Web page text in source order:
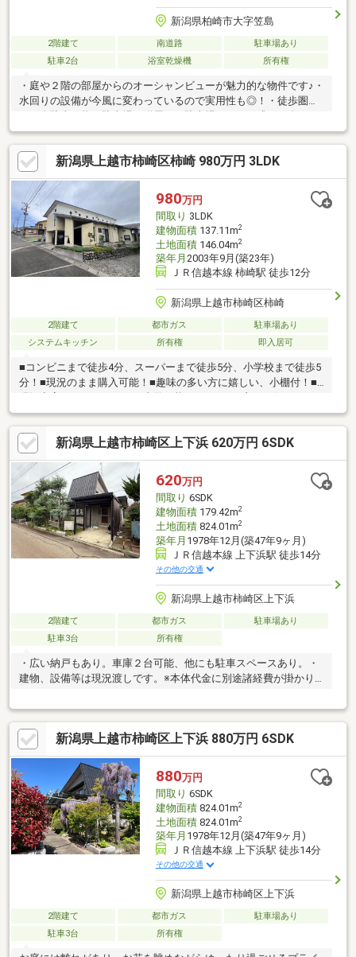
新潟県柏崎市大字笠島
2階建て 南道路
駐車場あり
駐車2台
浴室乾燥機 所有権
・庭や２階の部屋からのオーシャンビューが魅力的な物件です♪・
水回りの設備が今風に変わっているので実用性も◎！・徒歩圏内
☆※本体代金に別途諸費用が掛かります。
新潟県上越市柿崎区柿崎 980万円 3LDK
980万円
間取り 3LDK
建物面積137.11m2
土地面積146.04m2
築年月 2003年9月(築23年)
ＪＲ信越本線 柿崎駅 徒歩12分
新潟県上越市柿崎区柿崎
2階建て 都市ガス
駐車場あり
システムキッチン
所有権 即入居可
■コンビニまで徒歩4分、スーパーまで徒歩5分、小学校まで徒歩5
分！■現況のまま購入可能！■趣味の多い方に嬉しい、小棚付！■
するためのリフォームのご提案も可能です！
新潟県上越市柿崎区上下浜 620万円 6SDK
620万円
間取り 6SDK
建物面積179.42m2
土地面積824.01m2
築年月 1978年12月(築47年9ヶ月)
ＪＲ信越本線 上下浜駅 徒歩14分
その他の交通
新潟県上越市柿崎区上下浜
2階建て 都市ガス
駐車場あり
駐車3台
所有権
・広い納戸もあり。車庫２台可能、他にも駐車スペースあり。・
建物、設備等は現況渡しです。※本体代金に別途諸経費が掛かり
新潟県上越市柿崎区上下浜 880万円 6SDK
880万円
間取り 6SDK
建物面積824.01m2
土地面積824.01m2
築年月 1978年12月(築47年9ヶ月)
ＪＲ信越本線 上下浜駅 徒歩14分
その他の交通
新潟県上越市柿崎区上下浜
2階建て 都市ガス
駐車場あり
駐車3台
所有権